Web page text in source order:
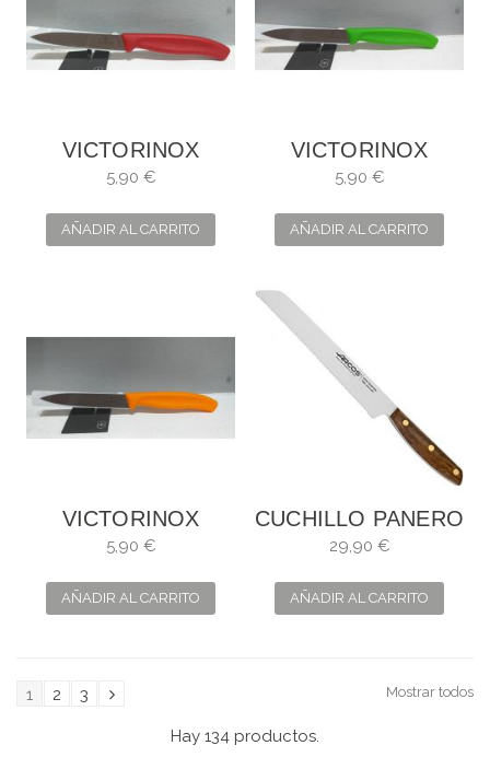
VICTORINOX
CUCHILLO SWISS
5,90 €
AÑADIR AL CARRITO
VICTORINOX
CUCHILLO SWISS
5,90 €
AÑADIR AL CARRITO
VICTORINOX
CUCHILLO SWISS
5,90 €
AÑADIR AL CARRITO
CUCHILLO PANERO
ARCOS 20CM
29,90 €
AÑADIR AL CARRITO
Mostrar todos
1 2 3
Hay 134 productos.